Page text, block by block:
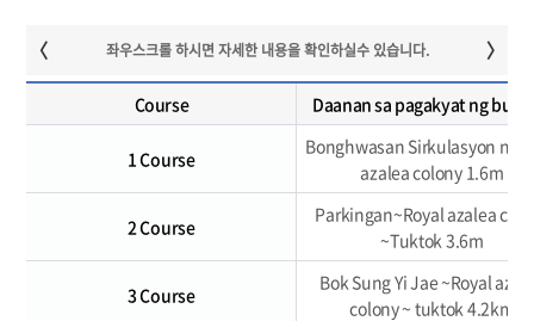
Course Daanan sa pagakyat ng
1 Course
Bonghwasan Sirkulasyon ng
azalea colony 1.6m
2 Course
Parkingan~Royal azalea
~Tuktok 3.6m
3 Course
Bok Sung Yi Jae ~Royal
colony ~ tuktok 4.2km